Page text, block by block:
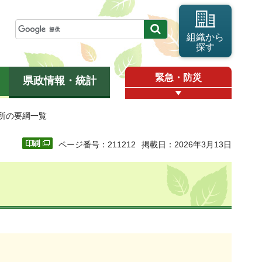
組織から
探す
県政情報・統計 緊急・防災
の要綱一覧
ページ番号：211212 掲載日：2026年3月13日